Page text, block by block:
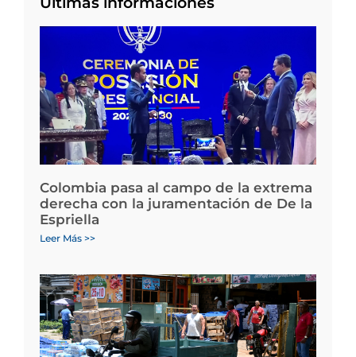
Colombia pasa al campo de la extrema
derecha con la juramentación de De la
Espriella
Leer Más >>